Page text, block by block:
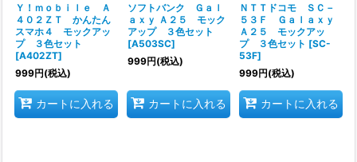
Ｙ！ｍｏｂｉｌｅ Ａ
４０２ＺＴ かんたん
スマホ４ モックアッ
プ ３色セット
[A402ZT]
999円(税込)
カートに入れる
ソフトバンク Ｇａｌ
ａｘｙ Ａ２５ モック
アップ ３色セット
[A503SC]
999円(税込)
カートに入れる
ＮＴＴドコモ ＳＣ－
５３Ｆ Ｇａｌａｘｙ
Ａ２５ モックアッ
プ ３色セット [SC-
53F]
999円(税込)
カートに入れる